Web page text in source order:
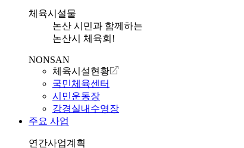
체육시설물
논산 시민과 함께하는
논산시 체육회!
NONSAN
체육시설현황
국민체육센터
시민운동장
강경실내수영장
주요 사업
연간사업계획